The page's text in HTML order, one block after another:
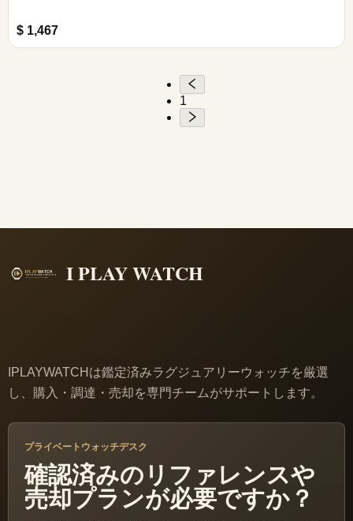
$ 1,467
1
I PLAY WATCH
IPLAYWATCHは鑑定済みラグジュアリーウォッチを厳選
し、購入・調達・売却を専門チームがサポートします。
プライベートウォッチデスク
確認済みのリファレンスや
売却プランが必要ですか？